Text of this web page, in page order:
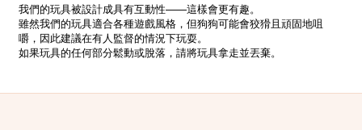
我們的玩具被設計成具有互動性——這樣會更有趣。
雖然我們的玩具適合各種遊戲風格，但狗狗可能會狡猾且頑固地咀
嚼，因此建議在有人監督的情況下玩耍。
如果玩具的任何部分鬆動或脫落，請將玩具拿走並丟棄。